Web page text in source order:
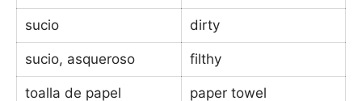
sucio dirty
sucio, asqueroso filthy
toalla de papel paper towel